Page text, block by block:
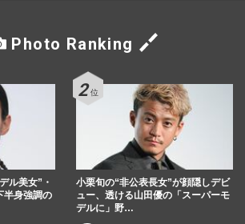
『Travis Japan』松田元太、
『King&Prince』高橋海人の代役に「1日
覚えたの?」律儀な“天才肌”ニュース…
女性PRIME 2025/9/2
Japanの松田元太、憧れの北川景子
生共演して終始“デレ”でもファンは「幸
でした」下がらぬ好感…
刊女性PRIME
Photo Ranking
ル美女”・
半身強調の
小栗旬の“非公表長女”が顔隠しデビ
ュー、透ける山田優の「スーパーモ
デルに」野…